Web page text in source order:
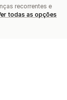
recorrentes e
todas as opções